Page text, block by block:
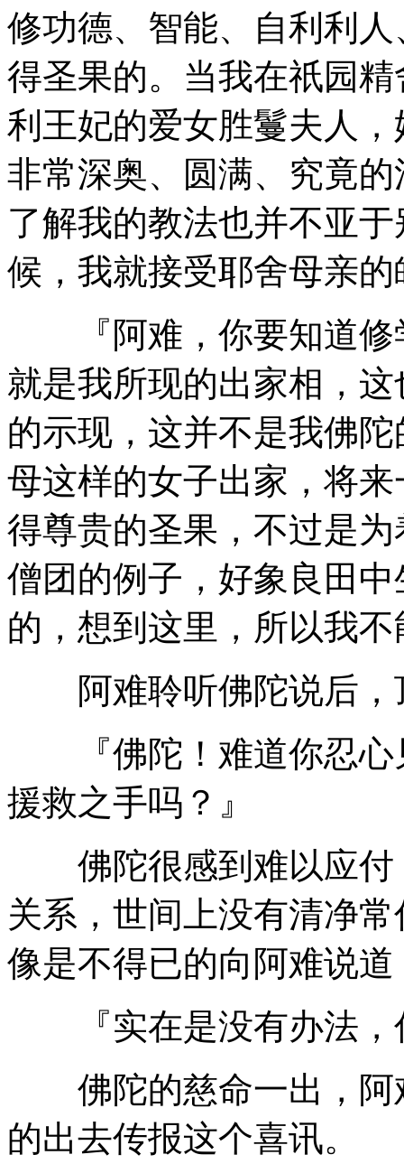
修功德、智能、自利利
得圣果的。当我在祇园
利王妃的爱女胜鬘夫人
非常深奥、圆满、究竟
了解我的教法也并不亚
候，我就接受耶舍母亲
『阿难，你要知道修
就是我所现的出家相，
的示现，这并不是我佛
母这样的女子出家，将
得尊贵的圣果，不过是
僧团的例子，好象良田
的，想到这里，所以我
阿难聆听佛陀说后，
『佛陀！难道你忍心
援救之手吗？』
佛陀很感到难以应付
关系，世间上没有清净
像是不得已的向阿难说道
『实在是没有办法，
佛陀的慈命一出，阿
的出去传报这个喜讯。